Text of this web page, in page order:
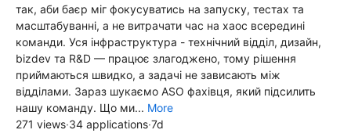
так, аби баєр міг фокусуватись на запуску, тестах та
масштабуванні, а не витрачати час на хаос всередині
команди. Уся інфраструктура - технічний відділ, дизайн,
bizdev та R&D — працює злагоджено, тому рішення
приймаються швидко, а задачі не зависають між
відділами. Зараз шукаємо ASO фахівця, який підсилить
нашу команду. Що ми... More
271 views·34 applications·7d